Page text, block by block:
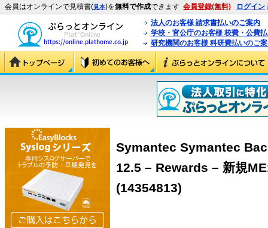
会員はオンラインで見積書(見本)を無料で作成できます 会員登録(無料) ログイン
法人のお客様 請求書払いのご案内
学校・官公庁のお客様 校費・公費
研究機関のお客様 科研費払いのご
Symantec Symantec
12.5 – Rewards – 新規
(14354813)